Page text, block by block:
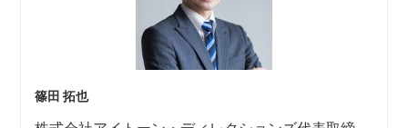
篠田 拓也